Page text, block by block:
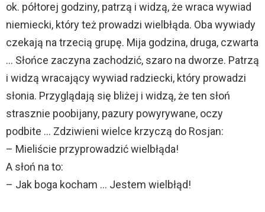
ok. półtorej godziny, patrzą i widzą, że wraca wywiad
niemiecki, który też prowadzi wielbłąda. Oba wywiady
czekają na trzecią grupę. Mija godzina, druga, czwarta
… Słońce zaczyna zachodzić, szaro na dworze. Patrzą
i widzą wracający wywiad radziecki, który prowadzi
słonia. Przyglądają się bliżej i widzą, że ten słoń
strasznie poobijany, pazury powyrywane, oczy
podbite … Zdziwieni wielce krzyczą do Rosjan:
– Mieliście przyprowadzić wielbłąda!
A słoń na to:
– Jak boga kocham … Jestem wielbłąd!